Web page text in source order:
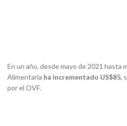
En un año, desde mayo de 2021 hasta
Alimentaria ha incrementado US$85,
por el OVF.